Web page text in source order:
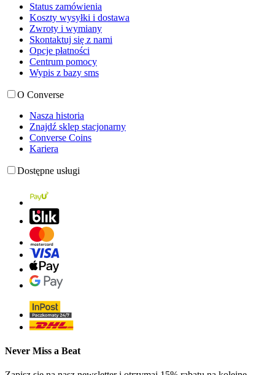
Status zamówienia
Koszty wysyłki i dostawa
Zwroty i wymiany
Skontaktuj się z nami
Opcje płatności
Centrum pomocy
Wypis z bazy sms
O Converse
Nasza historia
Znajdź sklep stacjonarny
Converse Coins
Kariera
Dostępne usługi
Never Miss a Beat